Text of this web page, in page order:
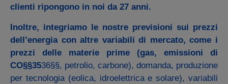
clienti ripongono in noi da 27 anni.
Inoltre, integriamo le nostre previsioni sui prezzi
dell’energia con altre variabili di mercato, come i
prezzi delle materie prime (gas, emissioni di
CO§§3536§§, petrolio, carbone), domanda, produzione
per tecnologia (eolica, idroelettrica e solare), variabili